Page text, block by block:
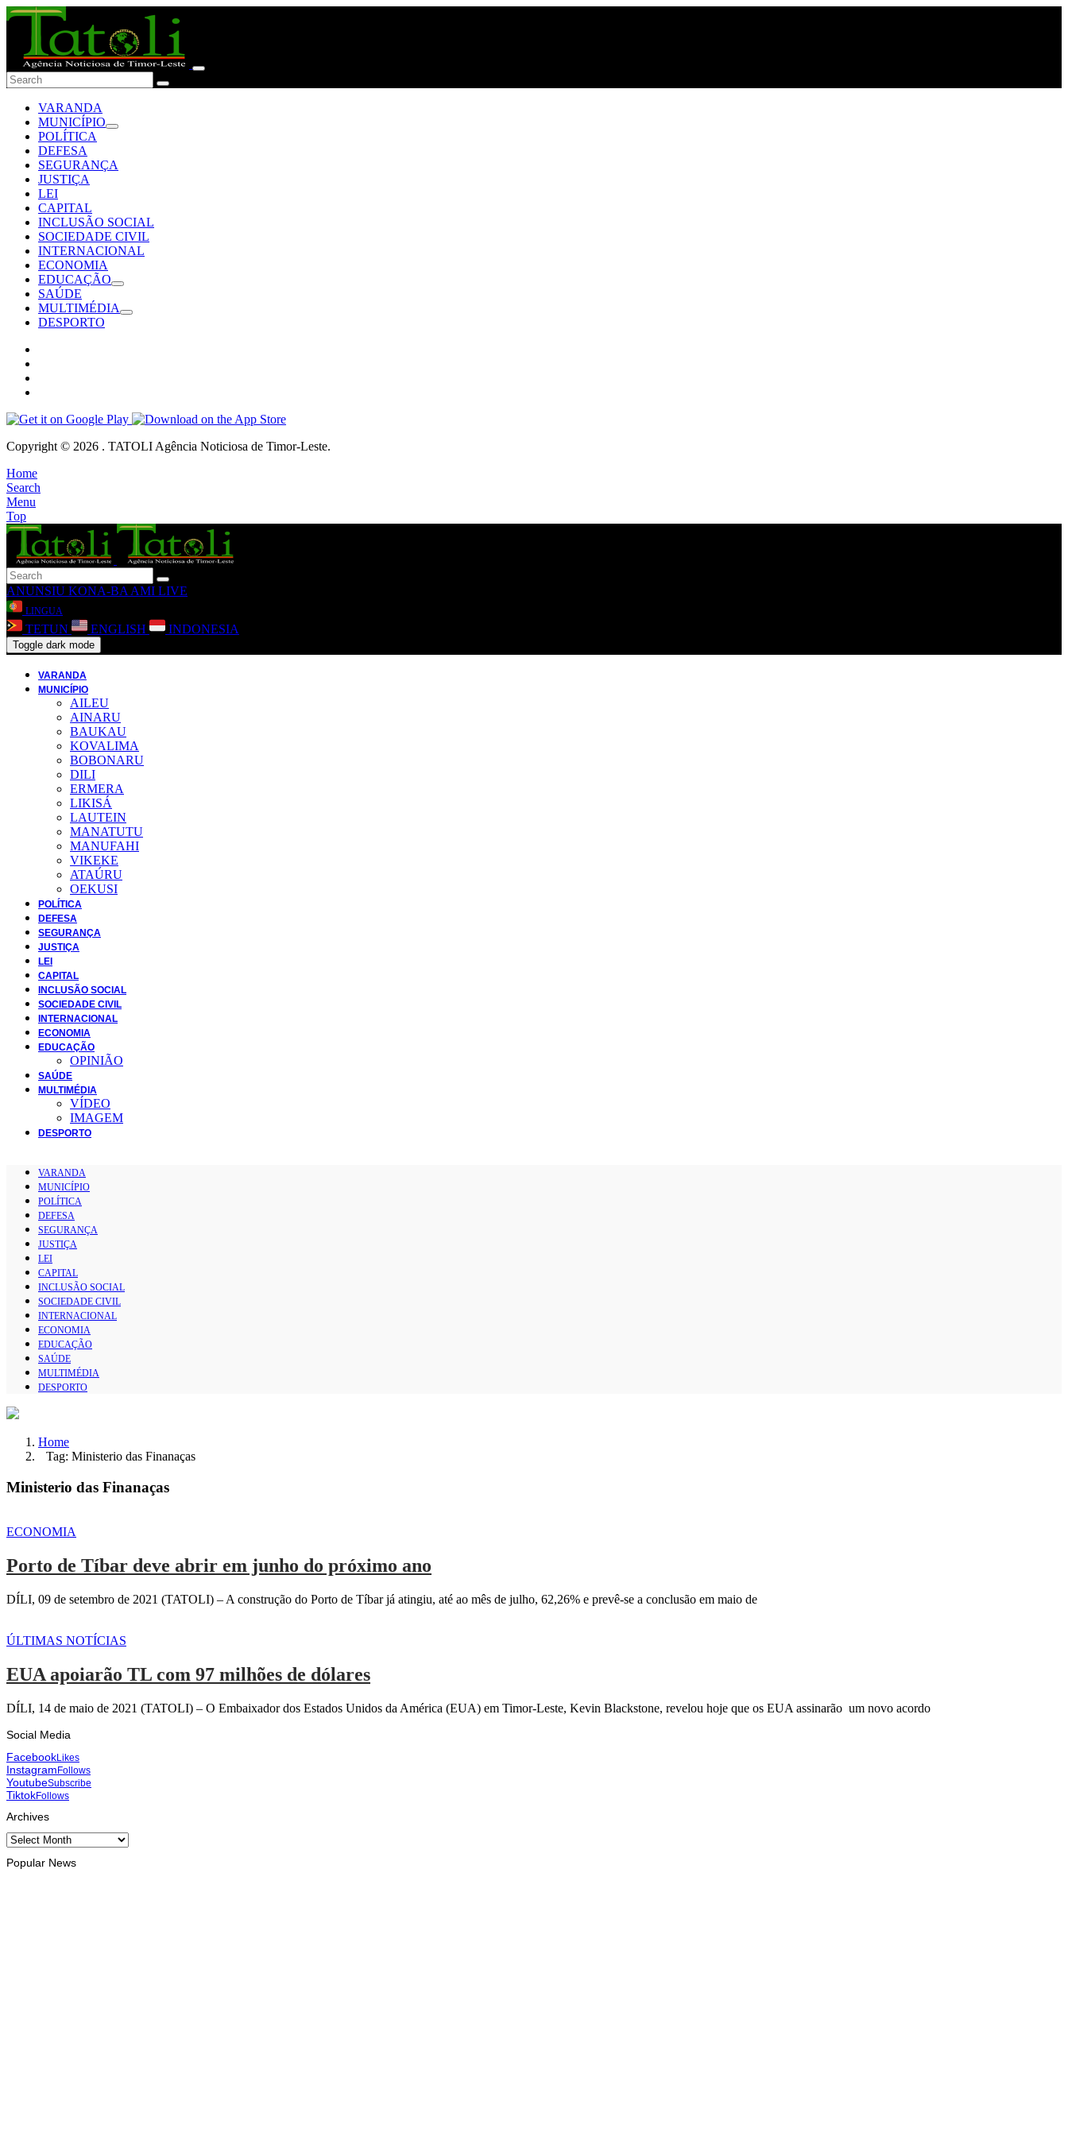
VARANDA
MUNICÍPIO
POLÍTICA
DEFESA
SEGURANÇA
JUSTIÇA
LEI
CAPITAL
INCLUSÃO SOCIAL
SOCIEDADE CIVIL
INTERNACIONAL
ECONOMIA
EDUCAÇÃO
SAÚDE
MULTIMÉDIA
DESPORTO
Copyright © 2026 . TATOLI Agência Noticiosa de Timor-Leste.
Home
Search
Menu
Top
ANUNSIU KONA-BA AMI LIVE
LINGUA
TETUN ENGLISH INDONESIA
Toggle dark mode
VARANDA
MUNICÍPIO
AILEU
AINARU
BAUKAU
KOVALIMA
BOBONARU
DILI
ERMERA
LIKISÁ
LAUTEIN
MANATUTU
MANUFAHI
VIKEKE
ATAÚRU
OEKUSI
POLÍTICA
DEFESA
SEGURANÇA
JUSTIÇA
LEI
CAPITAL
INCLUSÃO SOCIAL
SOCIEDADE CIVIL
INTERNACIONAL
ECONOMIA
EDUCAÇÃO
OPINIÃO
SAÚDE
MULTIMÉDIA
VÍDEO
IMAGEM
DESPORTO
VARANDA
MUNICÍPIO
POLÍTICA
DEFESA
SEGURANÇA
JUSTIÇA
LEI
CAPITAL
INCLUSÃO SOCIAL
SOCIEDADE CIVIL
INTERNACIONAL
ECONOMIA
EDUCAÇÃO
SAÚDE
MULTIMÉDIA
DESPORTO
Home
Tag: Ministerio das Finanaças
Ministerio das Finanaças
ECONOMIA
Porto de Tíbar deve abrir em junho do próximo ano
DÍLI, 09 de setembro de 2021 (TATOLI) – A construção do Porto de Tíbar já atingiu, até ao mês de julho, 62,26% e prevê-se a conclusão em maio de
ÚLTIMAS NOTÍCIAS
EUA apoiarão TL com 97 milhões de dólares
DÍLI, 14 de maio de 2021 (TATOLI) – O Embaixador dos Estados Unidos da América (EUA) em Timor-Leste, Kevin Blackstone, revelou hoje que os EUA assinarão um novo acordo
Social Media
FacebookLikes
InstagramFollows
YoutubeSubscribe
TiktokFollows
Archives
Archives
Popular News